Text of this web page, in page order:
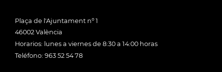
Plaça de l'Ajuntament nº 1
46002 València
Horarios: lunes a viernes de 8:30 a 14:00 horas
Teléfono: 963 52 54 78